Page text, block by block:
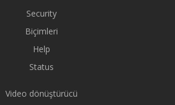
Security
Biçimleri
Help
Status
Video dönüştürücü